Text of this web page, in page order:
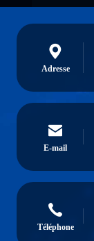
Adresse
E-mail
Téléphone